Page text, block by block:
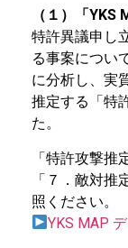
（１）「YKS
特許異議申し
る事案につい
に分析し、実
推定する「特
た。
「特許攻撃
「７．敵対
照ください。
YKS MAP